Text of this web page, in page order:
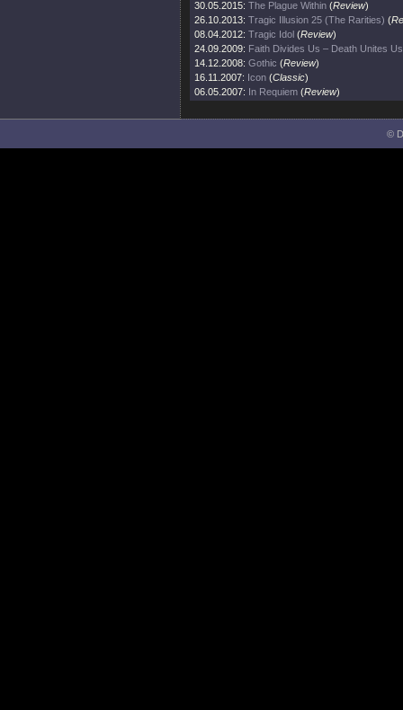
30.05.2015: The Plague Within (Review)
26.10.2013: Tragic Illusion 25 (The Rarities) (
08.04.2012: Tragic Idol (Review)
24.09.2009: Faith Divides Us – Death Unites Us
14.12.2008: Gothic (Review)
16.11.2007: Icon (Classic)
06.05.2007: In Requiem (Review)
©